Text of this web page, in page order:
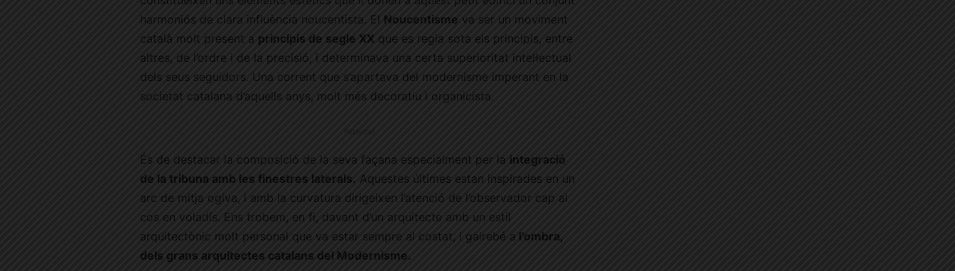
harmoniós de clara influència noucentista. El Noucentisme va ser un moviment
català molt present a principis de segle XX que es regia sota els principis, entre
altres, de l’ordre i de la precisió, i determinava una certa superioritat intel·lectual
dels seus seguidors. Una corrent que s’apartava del modernisme imperant en la
societat catalana d’aquells anys, molt més decoratiu i organicista.
És de destacar la composició de la seva façana especialment per la integració
de la tribuna amb les finestres laterals. Aquestes últimes estan inspirades en un
arc de mitja ogiva, i amb la curvatura dirigeixen l’atenció de l’observador cap al
cos en voladís. Ens trobem, en fi, davant d’un arquitecte amb un estil
arquitectònic molt personal que va estar sempre al costat, i gairebé a l’ombra,
dels grans arquitectes catalans del Modernisme.